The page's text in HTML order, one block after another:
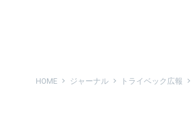
HOME ジャーナル トライベック広報